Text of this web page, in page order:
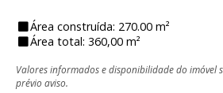
Área construída: 270.00 m²
Área total: 360,00 m²
Valores informados e disponibilidade do imóvel
prévio aviso.